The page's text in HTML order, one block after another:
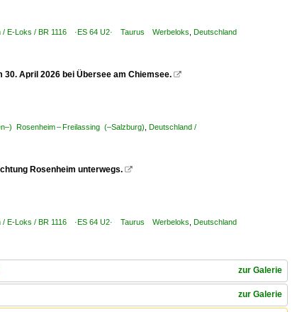
/ E-Loks / BR 1116 ·ES 64 U2· Taurus Werbeloks Deutschland
30. April 2026 bei Übersee am Chiemsee. 
Rosenheim – Freilassing (–Salzburg) Deutschland /
Rosenheim unterwegs. 
/ E-Loks / BR 1116 ·ES 64 U2· Taurus Werbeloks Deutschland
zur Galerie
zur Galerie